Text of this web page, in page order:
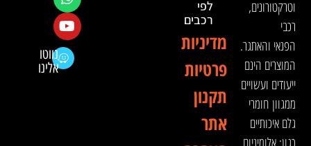
וטרקטורונים,
רכבי
הפנאי והאתגר.
המוצרים הינם
ייעודים ועשויים
ממגוון חומרי
גלם איכותיים
לפי
רכבים
מדיניות
פרטיות
תקנון
אתר
נווטו
אלינו